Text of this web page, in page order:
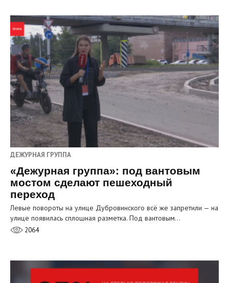
ДЕЖУРНАЯ ГРУППА
«Дежурная группа»: под вантовым
мостом сделают пешеходный
переход
Левые повороты на улице Дубровинского всё же запретили — на
улице появилась сплошная разметка. Под вантовым…
2064